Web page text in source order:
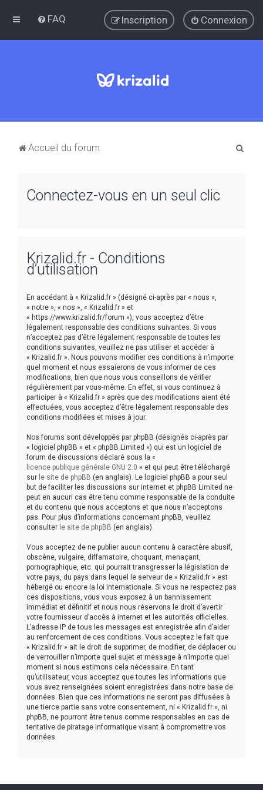
FAQ Connexion
Inscription
Accueil du forum
Connectez-vous en un seul clic
Krizalid.fr - Conditions
d’utilisation
En accédant à « Krizalid.fr » (désigné ci-après par « nous »,
« notre », « nos », « Krizalid.fr » et
« https://www.krizalid.fr/forum »), vous acceptez d’être
légalement responsable des conditions suivantes. Si vous
n’acceptez pas d’être légalement responsable de toutes les
conditions suivantes, veuillez ne pas utiliser et accéder à
« Krizalid.fr ». Nous pouvons modifier ces conditions à n’importe
quel moment et nous essaierons de vous informer de ces
modifications, bien que nous vous conseillons de vérifier
régulièrement par vous-même. En effet, si vous continuez à
participer à « Krizalid.fr » après que des modifications aient été
effectuées, vous acceptez d’être légalement responsable des
conditions modifiées et mises à jour.
Nos forums sont développés par phpBB (désignés ci-après par
« logiciel phpBB » et « phpBB Limited ») qui est un logiciel de
forum de discussions déclaré sous la «
licence publique générale GNU 2.0 » et qui peut être téléchargé
sur le site de phpBB (en anglais). Le logiciel phpBB a pour seul
but de faciliter les discussions sur internet et phpBB Limited ne
peut en aucun cas être tenu comme responsable de la conduite
et du contenu que nous acceptons et que nous n’acceptons
pas. Pour plus d’informations concernant phpBB, veuillez
consulter le site de phpBB (en anglais).
Vous acceptez de ne publier aucun contenu à caractère abusif,
obscène, vulgaire, diffamatoire, choquant, menaçant,
pornographique, etc. qui pourrait transgresser la législation de
votre pays, du pays dans lequel le serveur de « Krizalid.fr » est
hébergé ou encore la loi internationale. Si vous ne respectez pas
ces dispositions, vous vous exposez à un bannissement
immédiat et définitif et nous nous réservons le droit d’avertir
votre fournisseur d’accès à internet et les autorités officielles.
L’adresse IP de tous les messages est enregistrée afin d’aider
au renforcement de ces conditions. Vous acceptez le fait que
« Krizalid.fr » ait le droit de supprimer, de modifier, de déplacer ou
de verrouiller n’importe quel sujet et message à n’importe quel
moment si nous estimons cela nécessaire. En tant
qu’utilisateur, vous acceptez que toutes les informations que
vous avez renseignées soient enregistrées dans notre base de
données. Bien que ces informations ne seront pas diffusées à
une tierce partie sans votre consentement, ni « Krizalid.fr », ni
phpBB, ne pourront être tenus comme responsables en cas de
tentative de piratage informatique visant à compromettre vos
données.